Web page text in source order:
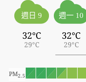
週日 9
32°C
29°C
週一 10
32°C
29°C
PM2.5